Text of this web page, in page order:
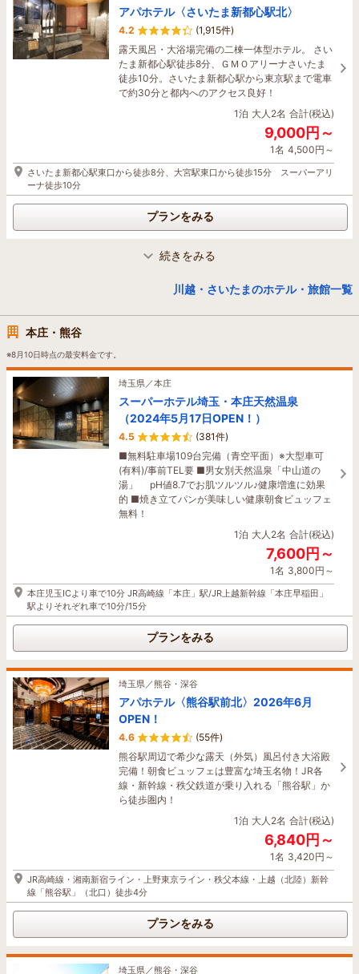
アパホテル〈さいたま新都心駅北〉
4.2
(1,915件)
露天風呂・大浴場完備の二棟一体型ホテル。 さい
たま新都心駅徒歩8分、ＧＭＯアリーナさいたま
徒歩10分。さいたま新都心駅から東京駅まで電車
で約30分と都内へのアクセス良好！
1泊 大人2名 合計(税込)
9,000円～
1名 4,500円～
さいたま新都心駅東口から徒歩8分、大宮駅東口から徒歩15分 スーパーアリ
ーナ徒歩10分
プランをみる
埼玉県／さいたま
レフ大宮 by ベッセルホテルズ【大浴場・
サウナ完備】
4.7
(915件)
も良好。サウナ付き大浴場完備。18歳以下添い寝
1泊
大人2名
4,973円～
大宮駅東口から徒歩３分
プランをみる
アパホテル〈さいたま新都心駅西〉2026
年6月OPEN！
4.6
さいたま新都心駅と北与野駅、2駅どちらからも
徒歩5分！GMOアリーナさいたま（旧さいたまス
ーパーアリーナ）の目の前！上野駅まで約25分、
新宿駅まで約40分と都内へのアクセスも抜群の立
地！
1泊 大人2名 合計(税込)
JR 京浜東北線・宇都宮線・高崎線「さいたま新都心駅」より徒歩5分、JR 埼
京線「北与野駅」徒歩5分
プランをみる
天然温泉 スーパーホテルPremierさいた
ま・大宮駅東口
4.4
(191件)
大宮駅より徒歩４分。大宮で唯一の男女別天然温
泉 氷川の湯 完備♪ ビュッフェ形式の焼きたてパン
健康朝食やウェルカムドリンクなどもご用意して
おり、 【Premier】なひとときをお過ごしいただ
続きをみる
川越・さいたまのホテル・旅館一覧
本庄・熊谷
※8月10日時点の最安料金です。
埼玉県／本庄
スーパーホテル埼玉・本庄天然温泉
（2024年5月17日OPEN！）
4.5
(381件)
■無料駐車場109台完備（青空平面）※大型車可
(有料)/事前TEL要 ■男女別天然温泉「中山道の
湯」 pH値8.7でお肌ツルツル♪健康増進に効果
的 ■焼き立てパンが美味しい健康朝食ビュッフェ
無料！
1泊 大人2名 合計(税込)
7,600円～
1名 3,800円～
本庄児玉ICより車で10分 JR高崎線「本庄」駅/JR上越新幹線「本庄早稲田」
駅よりそれぞれ車で10分/15分
プランをみる
埼玉県／熊谷・深谷
アパホテル〈熊谷駅前北〉2026年6月
OPEN！
4.6
(55件)
熊谷駅周辺で希少な露天（外気）風呂付き大浴殿
完備！朝食ビュッフェは豊富な埼玉名物！JR各
線・新幹線・秩父鉄道が乗り入れる「熊谷駅」か
ら徒歩圏内！
1泊 大人2名 合計(税込)
6,840円～
1名 3,420円～
JR高崎線・湘南新宿ライン・上野東京ライン・秩父本線・上越（北陸）新幹
線「熊谷駅」（北口）徒歩4分
プランをみる
埼玉県／熊谷・深谷